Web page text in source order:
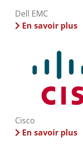
Dell EMC
En savoir plus
Cisco
En savoir plus